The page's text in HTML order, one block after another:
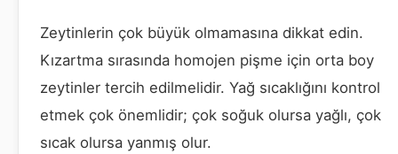
Zeytinlerin çok büyük olmamasına dikkat edin.
Kızartma sırasında homojen pişme için orta boy
zeytinler tercih edilmelidir. Yağ sıcaklığını kontrol
etmek çok önemlidir; çok soğuk olursa yağlı, çok
sıcak olursa yanmış olur.